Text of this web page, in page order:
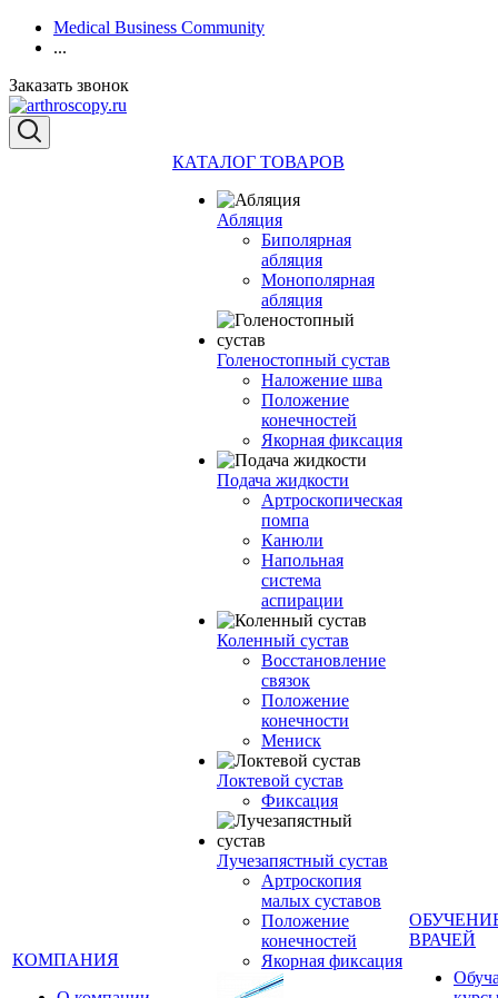
Medical Business Community
...
Заказать звонок
КОМПАНИЯ
КАТАЛОГ ТОВАРОВ
Абляция
Биполярная
абляция
Монополярная
абляция
Голеностопный сустав
Наложение шва
Положение
конечностей
Якорная фиксация
Подача жидкости
Артроскопическая
помпа
Канюли
Напольная
система
аспирации
Коленный сустав
Восстановление
связок
Положение
конечности
Мениск
Локтевой сустав
Фиксация
Лучезапястный сустав
Артроскопия
малых суставов
Положение
конечностей
Якорная фиксация
ВРАЧЕЙ